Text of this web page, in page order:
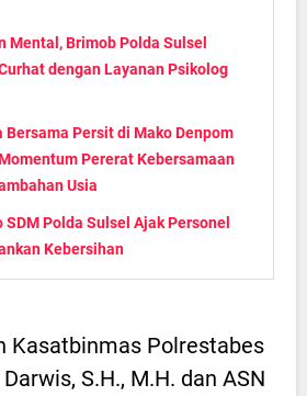
Mental, Brimob Polda Sulsel
dengan Layanan Psikolog
Bersama Persit di Mako Denpom
Pererat Kebersamaan
Usia
Polda Sulsel Ajak Personel
Kebersihan
Kasatbinmas Polrestabes
S.H., M.H. dan ASN